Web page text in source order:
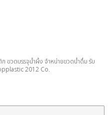
ขวดบรรจุน้ำผึ้ง จำหน่ายขวดน้ำดื่ม รับ
2012 Co.